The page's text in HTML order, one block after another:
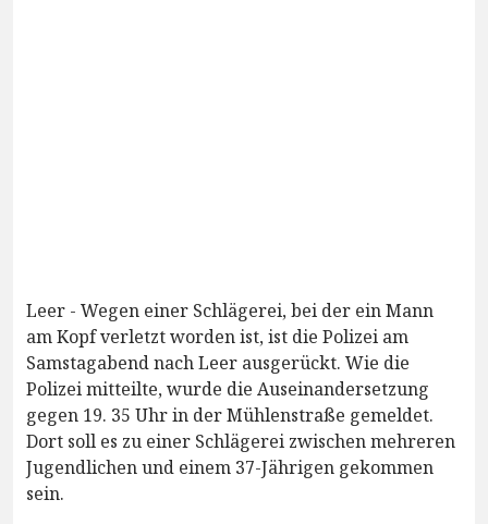
Leer - Wegen einer Schlägerei, bei der ein Mann
am Kopf verletzt worden ist, ist die Polizei am
Samstagabend nach Leer ausgerückt. Wie die
Polizei mitteilte, wurde die Auseinandersetzung
gegen 19. 35 Uhr in der Mühlenstraße gemeldet.
Dort soll es zu einer Schlägerei zwischen mehreren
Jugendlichen und einem 37-Jährigen gekommen
sein.